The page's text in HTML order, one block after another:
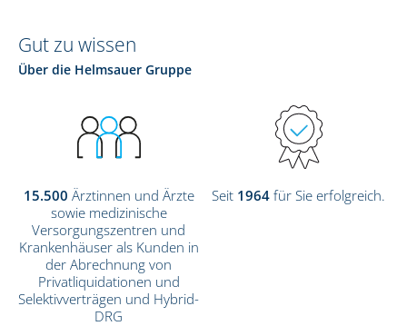
Gut zu wissen
Über die Helmsauer Gruppe
15.500 Ärztinnen und Ärzte
sowie medizinische
Versorgungszentren und
Krankenhäuser als Kunden in
der Abrechnung von
Privatliquidationen und
Selektivverträgen und Hybrid-
DRG
Seit 1964 für Sie erfolgreich.